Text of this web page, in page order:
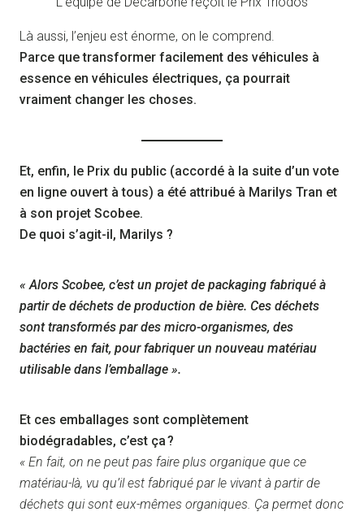
Là aussi, l’enjeu est énorme, on le comprend.
Parce que transformer facilement des véhicules à
essence en véhicules électriques, ça pourrait
vraiment changer les choses.
Et, enfin, le Prix du public (accordé à la suite d’un vote
en ligne ouvert à tous) a été attribué à Marilys Tran et
à son projet Scobee.
De quoi s’agit-il, Marilys ?
« Alors Scobee, c’est un projet de packaging fabriqué à
partir de déchets de production de bière. Ces déchets
sont transformés par des micro-organismes, des
bactéries en fait, pour fabriquer un nouveau matériau
utilisable dans l’emballage ».
Et ces emballages sont complètement
biodégradables, c’est ça ?
« En fait, on ne peut pas faire plus organique que ce
matériau-là, vu qu’il est fabriqué par le vivant à partir de
déchets qui sont eux-mêmes organiques. Ça permet donc